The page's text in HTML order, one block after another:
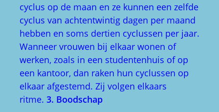
cyclus op de maan en ze kunnen een zelfde
cyclus van achtentwintig dagen per maand
hebben en soms dertien cyclussen per jaar.
Wanneer vrouwen bij elkaar wonen of
werken, zoals in een studentenhuis of op
een kantoor, dan raken hun cyclussen op
elkaar afgestemd. Zij volgen elkaars
ritme. 3. Boodschap